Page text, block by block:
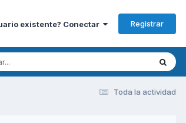
existente? Conectar Registrar
Toda la actividad